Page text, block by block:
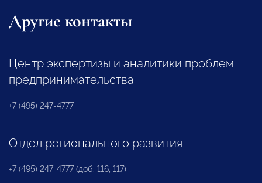
Другие контакты
Центр экспертизы и аналитики проблем
предпринимательства
+7 (495) 247-4777
Отдел регионального развития
+7 (495) 247-4777 (доб. 116, 117)